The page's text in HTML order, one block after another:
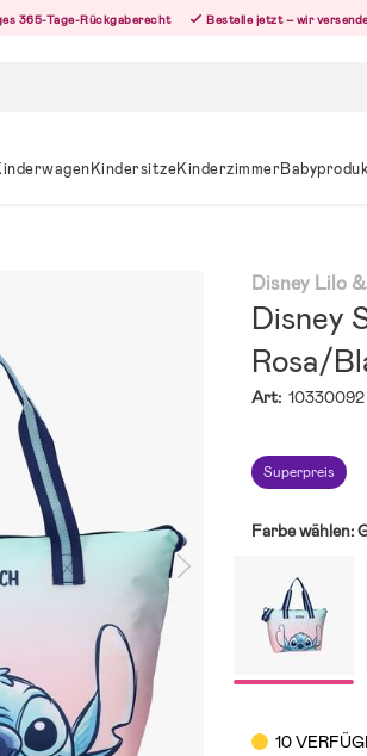
365-Tage-Rückgaberecht Bestelle jetzt – wir
KindersitzeKinderzimmer
Disney Lilo
Disney
Rosa/
Art: 10330092
Superpreis
Farbe wählen:
10